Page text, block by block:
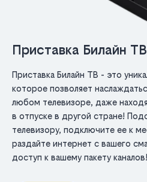
Приставка Билайн ТВ
Приставка Билайн ТВ - это
которое позволяет
любом телевизоре, даже
в отпуске в другой стране!
телевизору, подключите ее к
раздайте интернет с вашего
доступ к вашему пакету каналов!